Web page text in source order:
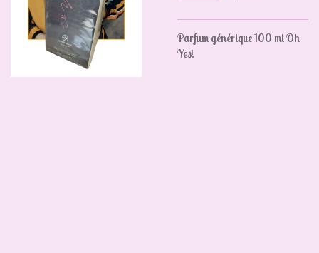
Parfum générique 100 ml Oh
Yes!